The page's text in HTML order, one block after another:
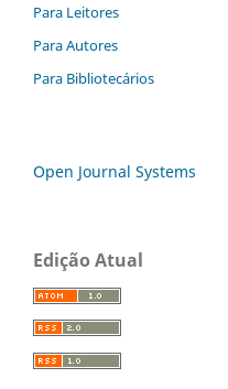
Para Leitores
Para Autores
Para Bibliotecários
Open Journal Systems
Edição Atual